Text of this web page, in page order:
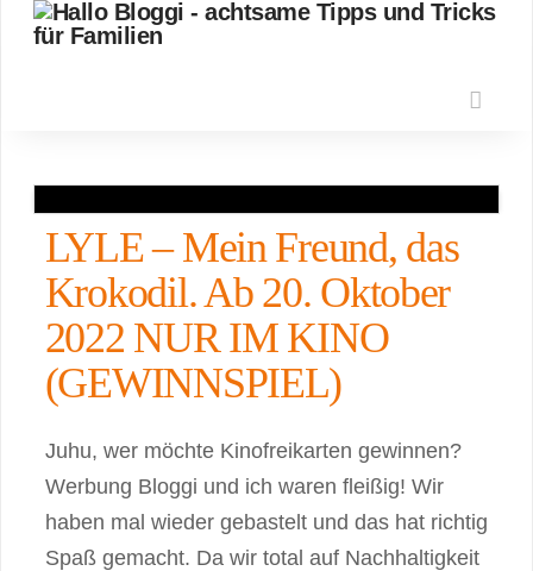
LYLE – Mein Freund, das
Krokodil. Ab 20. Oktober
2022 NUR IM KINO
(GEWINNSPIEL)
Juhu, wer möchte Kinofreikarten gewinnen?
Werbung Bloggi und ich waren fleißig! Wir
haben mal wieder gebastelt und das hat richtig
Spaß gemacht. Da wir total auf Nachhaltigkeit